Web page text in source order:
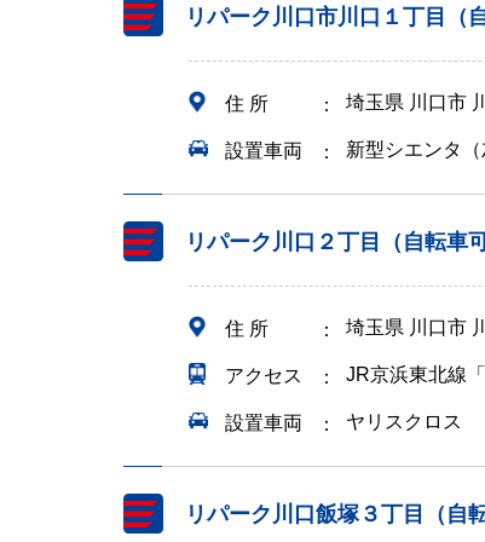
リパーク川口市川口１丁目（
住 所 埼玉県 川口市
設置車両 新型シエンタ（
リパーク川口２丁目（自転車可
住 所 埼玉県 川口市
アクセス JR京浜東北線
設置車両 ヤリスクロス
リパーク川口飯塚３丁目（自